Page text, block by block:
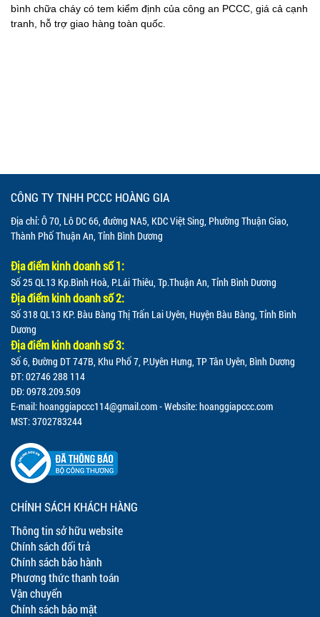
bình chữa cháy có tem kiểm định của công an PCCC, giá cả cạnh
tranh, hỗ trợ giao hàng toàn quốc.
CÔNG TY TNHH PCCC HOÀNG GIA
Địa chỉ: Ô 70, Lô DC 66, đường NA5, KDC Việt Sing, Phường Thuận Giao,
Thành Phố Thuận An, Tỉnh Bình Dương
Địa điểm kinh doanh số 1:
Số 25 QL13 Kp.Bình Hoà, P.Lái Thiêu, Tp.Thuận An, Tỉnh Bình Dương
Địa điểm kinh doanh số 2:
Số 318 QL13 KP. Bàu Bàng Thị Trấn Lai Uyên, Huyện Bàu Bàng, Tỉnh Bình
Dương
Địa điểm kinh doanh số 3:
Số 6, Đường DT 747B, Khu Phố 7, P.Uyên Hưng, TP Tân Uyên, Bình Dương
ĐT: 02746 288 114
DĐ: 0978.209.509
E-mail:hoanggiapccc114@gmail.com- Website: hoanggiapccc.com
MST: 3702783244
CHÍNH SÁCH KHÁCH HÀNG
Thông tin sở hữu website
Chính sách đổi trả
Chính sách bảo hành
Phương thức thanh toán
Vận chuyển
Chính sách bảo mật